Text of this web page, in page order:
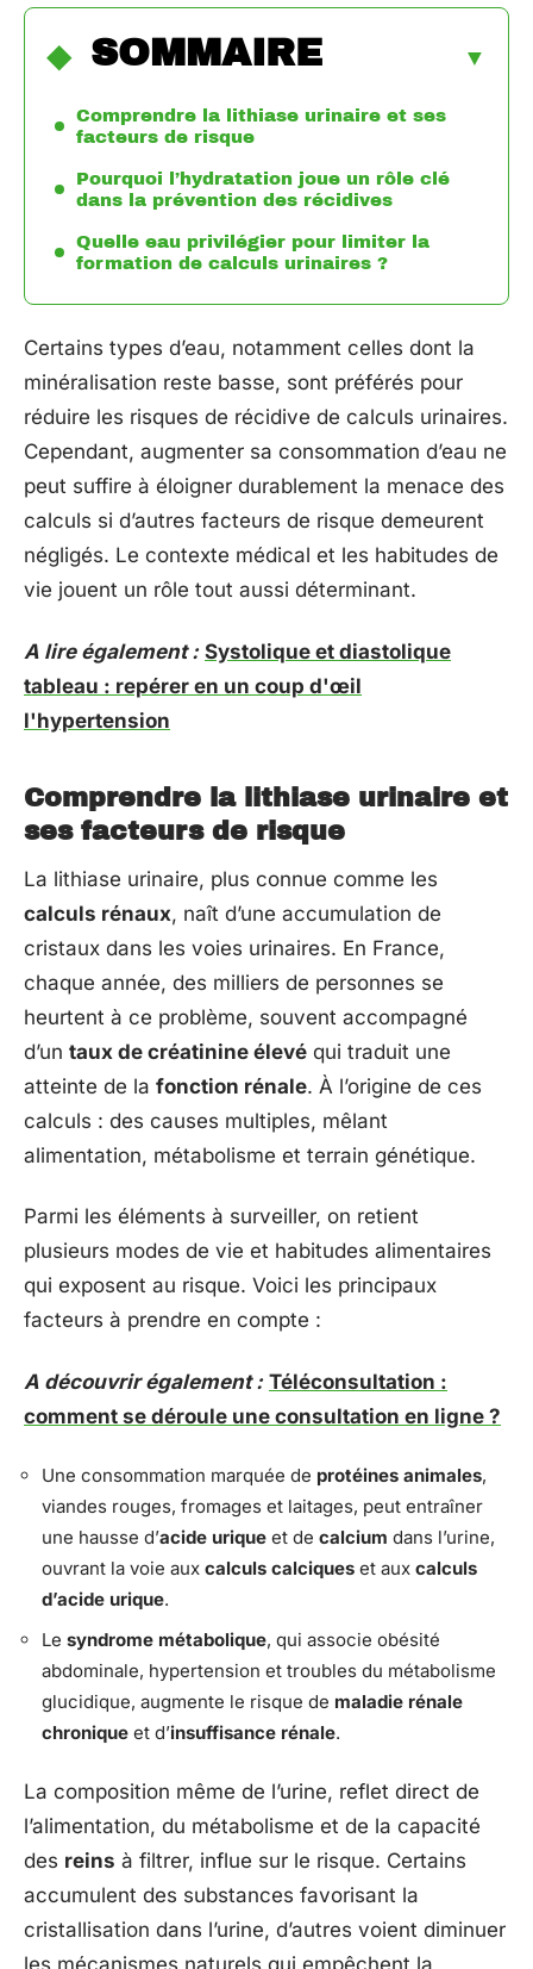
SOMMAIRE
Comprendre la lithiase urinaire et ses
facteurs de risque
Pourquoi l’hydratation joue un rôle clé
dans la prévention des récidives
Quelle eau privilégier pour limiter la
formation de calculs urinaires ?
Certains types d’eau, notamment celles dont la
minéralisation reste basse, sont préférés pour
réduire les risques de récidive de calculs urinaires.
Cependant, augmenter sa consommation d’eau ne
peut suffire à éloigner durablement la menace des
calculs si d’autres facteurs de risque demeurent
négligés. Le contexte médical et les habitudes de
vie jouent un rôle tout aussi déterminant.
A lire également : Systolique et diastolique
tableau : repérer en un coup d'œil
l'hypertension
Comprendre la lithiase urinaire et
ses facteurs de risque
La lithiase urinaire, plus connue comme les
calculs rénaux, naît d’une accumulation de
cristaux dans les voies urinaires. En France,
chaque année, des milliers de personnes se
heurtent à ce problème, souvent accompagné
d’un taux de créatinine élevé qui traduit une
atteinte de la fonction rénale. À l’origine de ces
calculs : des causes multiples, mêlant
alimentation, métabolisme et terrain génétique.
Parmi les éléments à surveiller, on retient
plusieurs modes de vie et habitudes alimentaires
qui exposent au risque. Voici les principaux
facteurs à prendre en compte :
A découvrir également : Téléconsultation :
comment se déroule une consultation en ligne ?
Une consommation marquée de protéines animales,
viandes rouges, fromages et laitages, peut entraîner
une hausse d’acide urique et de calcium dans l’urine,
ouvrant la voie aux calculs calciques et aux calculs
d’acide urique.
Le syndrome métabolique, qui associe obésité
abdominale, hypertension et troubles du métabolisme
glucidique, augmente le risque de maladie rénale
chronique et d’insuffisance rénale.
La composition même de l’urine, reflet direct de
l’alimentation, du métabolisme et de la capacité
des reins à filtrer, influe sur le risque. Certains
accumulent des substances favorisant la
cristallisation dans l’urine, d’autres voient diminuer
les mécanismes naturels qui empêchent la